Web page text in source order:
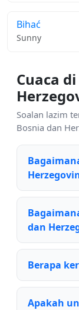
Bihać
Sunny
Cuaca
Soalan lazim
Bosnia dan
dan
Berapa
Apakah